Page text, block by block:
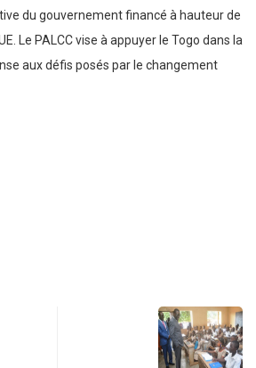
du gouvernement financé à hauteur de
Le PALCC vise à appuyer le Togo dans la
aux défis posés par le changement